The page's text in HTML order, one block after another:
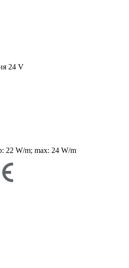
24 V
22 W/m; max: 24 W/m